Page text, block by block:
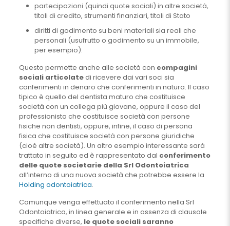
partecipazioni (quindi quote sociali) in altre società,
titoli di credito, strumenti finanziari, titoli di Stato
diritti di godimento su beni materiali sia reali che
personali (usufrutto o godimento su un immobile,
per esempio).
Questo permette anche alle società con compagini
sociali articolatedi ricevere dai vari soci sia
conferimenti in denaro che conferimenti in natura. Il caso
tipico è quello del dentista maturo che costituisce
società con un collega più giovane, oppure il caso del
professionista che costituisce società con persone
fisiche non dentisti, oppure, infine, il caso di persona
fisica che costituisce società con persone giuridiche
(cioè altre società). Un altro esempio interessante sarà
trattato in seguito ed è rappresentato dal conferimento
delle quote societarie della Srl Odontoiatrica
all’interno di una nuova società che potrebbe essere la
Holding odontoiatrica.
Comunque venga effettuato il conferimento nella Srl
Odontoiatrica, in linea generale e in assenza di clausole
specifiche diverse, le quote sociali saranno